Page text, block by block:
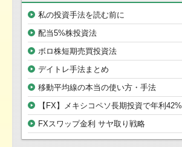
私の投資手法を読む前に
配当5%株投資法
ボロ株短期売買投資法
デイトレ手法まとめ
移動平均線の本当の使い方・手法
【FX】メキシコペソ長期投資で年利42%
FXスワップ金利 サヤ取り戦略